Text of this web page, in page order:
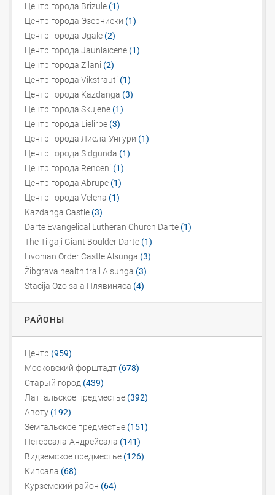
Центр города Brizule (1)
Центр города Эзерниеки (1)
Центр города Ugale (2)
Центр города Jaunlaicene (1)
Центр города Zilani (2)
Центр города Vikstrauti (1)
Центр города Kazdanga (3)
Центр города Skujene (1)
Центр города Lielirbe (3)
Центр города Лиела-Унгури (1)
Центр города Sidgunda (1)
Центр города Renceni (1)
Центр города Abrupe (1)
Центр города Velena (1)
Kazdanga Castle (3)
Dārte Evangelical Lutheran Church Darte (1)
The Tilgaļi Giant Boulder Darte (1)
Livonian Order Castle Alsunga (3)
Žibgrava health trail Alsunga (3)
Stacija Ozolsala Плявиняса (4)
РАЙОНЫ
Центр (959)
Московский форштадт (678)
Старый город (439)
Латгальское предместье (392)
Авоту (192)
Земгальское предместье (151)
Петерсала-Андрейсала (141)
Видземское предместье (126)
Кипсала (68)
Курземский район (64)